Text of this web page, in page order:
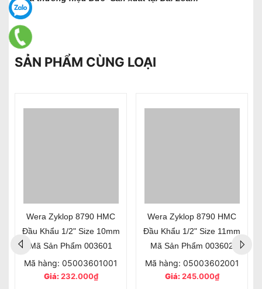
SẢN PHẨM CÙNG LOẠI
Wera Zyklop 8790 HMC
Đầu Khẩu 1/2" Size 10mm
Mã Sản Phẩm 003601
Mã hàng: 05003601001
Giá:232.000₫
Wera Zyklop 8790 HMC
Đầu Khẩu 1/2" Size 11mm
Mã Sản Phẩm 003602
Mã hàng: 05003602001
Giá:245.000₫